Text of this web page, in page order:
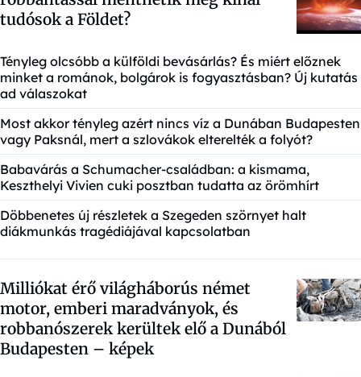
tudósok a Földet?
Tényleg olcsóbb a külföldi bevásárlás? És miért előznek
minket a románok, bolgárok is fogyasztásban? Új kutatás
ad válaszokat
Most akkor tényleg azért nincs víz a Dunában Budapesten
vagy Paksnál, mert a szlovákok elterelték a folyót?
Babavárás a Schumacher-családban: a kismama,
Keszthelyi Vivien cuki posztban tudatta az örömhírt
Döbbenetes új részletek a Szegeden szörnyet halt
diákmunkás tragédiájával kapcsolatban
Milliókat érő világháborús német
motor, emberi maradványok, és
robbanószerek kerültek elő a Dunából
Budapesten – képek